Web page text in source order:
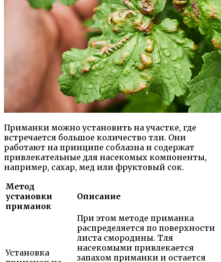
Приманки можно установить на участке, где
встречается большое количество тли. Они
работают на принципе соблазна и содержат
привлекательные для насекомых компоненты,
например, сахар, мед или фруктовый сок.
Метод
установки
приманок
Описание
Установка
При этом методе приманка
распределяется по поверхности
листа смородины. Тля
насекомыми привлекается
запахом приманки и остается